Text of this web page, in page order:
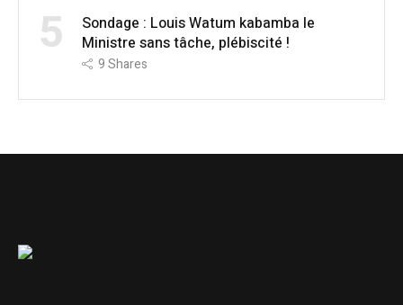
5
Sondage : Louis Watum kabamba le
Ministre sans tâche, plébiscité !
9Shares